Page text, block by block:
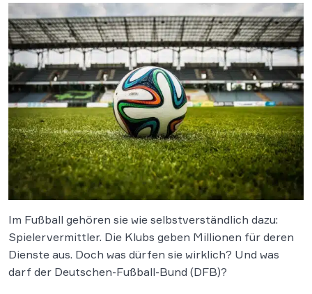
Im Fußball gehören sie wie selbstverständlich dazu:
Spielervermittler. Die Klubs geben Millionen für deren
Dienste aus. Doch was dürfen sie wirklich? Und was
darf der Deutschen-Fußball-Bund (DFB)?